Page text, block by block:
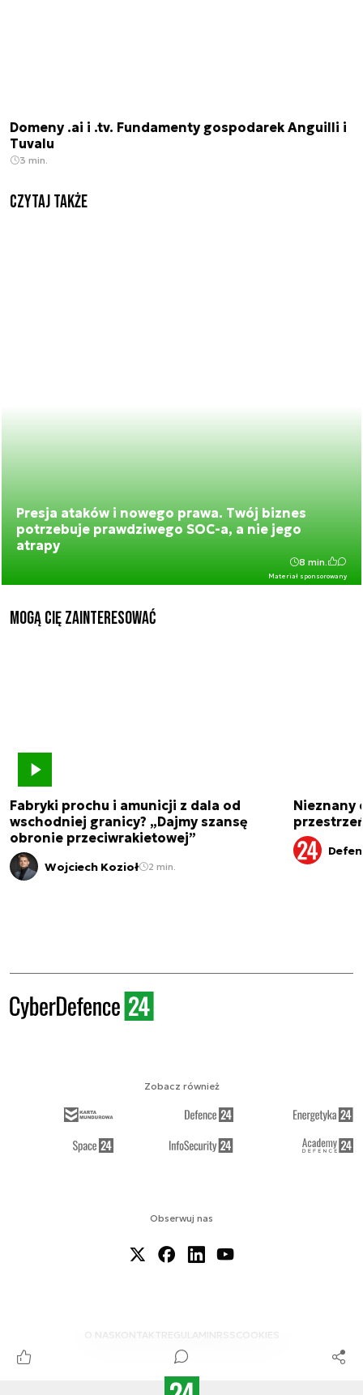
Domeny .ai i .tv. Fundamenty gospodarek Anguilli i
Tuvalu
3 min.
Czytaj także
Presja ataków i nowego prawa. Twój biznes
potrzebuje prawdziwego SOC-a, a nie jego
atrapy
Materiał sponsorowany
8 min.
Mogą Cię zainteresować
Fabryki prochu i amunicji z dala od
wschodniej granicy? „Dajmy szansę
obronie przeciwrakietowej”
Wojciech Kozioł 2 min.
Nieznany
Obserwuj nas
O NAS KONTAKTREGULAMINRSS COOKIES
Zobacz również